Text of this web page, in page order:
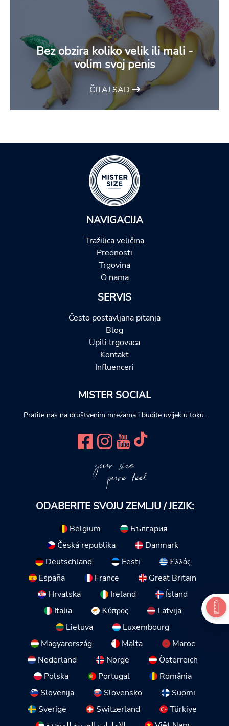
Bez obzira koliko velik ili mali -
volim svoj penis
ČITAJ SAD
NAVIGACIJA
Tražilica veličina
Prednosti
Trgovina
O nama
SERVIS
Često postavljana pitanja
Blog
Upiti trgovaca
Kontakt
Influenceri
MISTER SOCIAL
Pratite nas na društvenim mrežama i budite uvijek u toku.
your size
pure feel
ODABERITE SVOJU ZEMLJU / JEZIK:
Belgium
България
Česká republika
Danmark
Deutschland
Eesti
Ελλάς
España
France
Great Britain
Hrvatska
Ireland
Ísland
Italia
Κύπρος
Latvija
Lietuva
Luxembourg
Magyarország
Malta
Maroc
Nederland
Norge
Österreich
Polska
Portugal
România
Slovenija
Slovensko
Suomi
Sverige
Switzerland
Türkiye